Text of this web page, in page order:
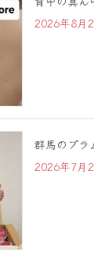
2026年8月
群馬のプラ
2026年7月